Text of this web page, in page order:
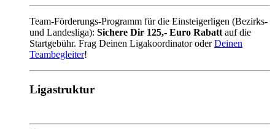
Team-Förderungs-Programm für die Einsteigerligen (Bezirks-
und Landesliga): Sichere Dir 125,- Euro Rabatt auf die
Startgebühr. Frag Deinen Ligakoordinator oderDeinen
Teambegleiter!
Ligastruktur